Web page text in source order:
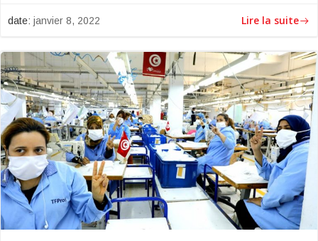
date: janvier 8, 2022 Lire la suite